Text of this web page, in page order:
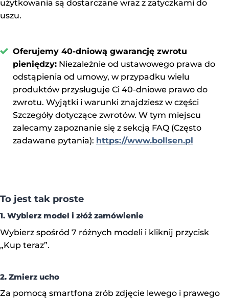
użytkowania są dostarczane wraz z zatyczkami do
uszu.
Oferujemy 40-dniową gwarancję zwrotu
pieniędzy: Niezależnie od ustawowego prawa do
odstąpienia od umowy, w przypadku wielu
produktów przysługuje Ci 40-dniowe prawo do
zwrotu. Wyjątki i warunki znajdziesz w części
Szczegóły dotyczące zwrotów. W tym miejscu
zalecamy zapoznanie się z sekcją FAQ (Często
zadawane pytania): https://www.bollsen.pl
To jest tak proste
1. Wybierz model i złóż zamówienie
Wybierz spośród 7 różnych modeli i kliknij przycisk
„Kup teraz”.
2. Zmierz ucho
Za pomocą smartfona zrób zdjęcie lewego i prawego